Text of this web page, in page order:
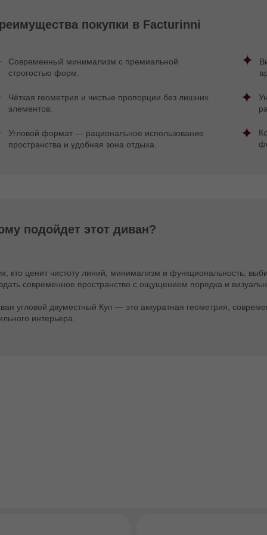
кто ценит чистоту линий, минимализм и функциональность;
современное пространство с ощущением порядка и
угловой двуместный Куп — это аккуратная геометрия,
интерьера.
подойдет этот диван?
Современный минимализм с премиальной
строгостью форм.
Чёткая геометрия и чистые пропорции без лишних
элементов.
Угловой формат — рациональное использование
пространства и удобная зона отдыха.
покупки в Facturinni